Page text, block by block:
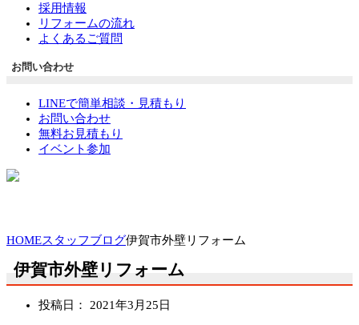
採用情報
リフォームの流れ
よくあるご質問
お問い合わせ
LINEで簡単相談・見積もり
お問い合わせ
無料お見積もり
イベント参加
HOMEスタッフブログ伊賀市外壁リフォーム
伊賀市外壁リフォーム
投稿日： 2021年3月25日